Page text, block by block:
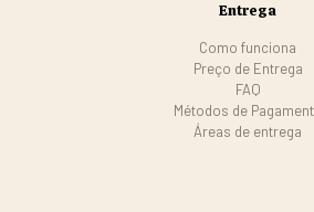
Entrega
Como funciona
Preço de Entrega
FAQ
Métodos de
Áreas de entrega